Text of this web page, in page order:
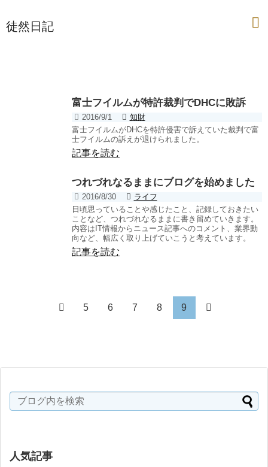
徒然日記
富士フイルムが特許裁判でDHCに敗訴
2016/9/1
知財
富士フイルムがDHCを特許侵害で訴えていた裁判で富
士フイルムの訴えが退けられました。
記事を読む
つれづれなるままにブログを始めました
2016/8/30
ライフ
日頃思っていることや感じたこと、記録しておきたい
ことなど、つれづれなるままに書き留めていきます。
内容はIT情報からニュース記事へのコメント、業界動
向など、幅広く取り上げていこうと考えています。
記事を読む
5 6 7 8 9
人気記事